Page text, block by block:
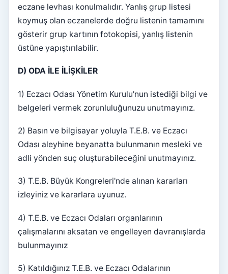
eczane levhası konulmalıdır. Yanlış grup listesi
koymuş olan eczanelerde doğru listenin tamamını
gösterir grup kartının fotokopisi, yanlış listenin
üstüne yapıştırılabilir.
D) ODA İLE İLİŞKİLER
1) Eczacı Odası Yönetim Kurulu'nun istediği bilgi ve
belgeleri vermek zorunluluğunuzu unutmayınız.
2) Basın ve bilgisayar yoluyla T.E.B. ve Eczacı
Odası aleyhine beyanatta bulunmanın mesleki ve
adli yönden suç oluşturabileceğini unutmayınız.
3) T.E.B. Büyük Kongreleri'nde alınan kararları
izleyiniz ve kararlara uyunuz.
4) T.E.B. ve Eczacı Odaları organlarının
çalışmalarını aksatan ve engelleyen davranışlarda
bulunmayınız
5) Katıldığınız T.E.B. ve Eczacı Odalarının